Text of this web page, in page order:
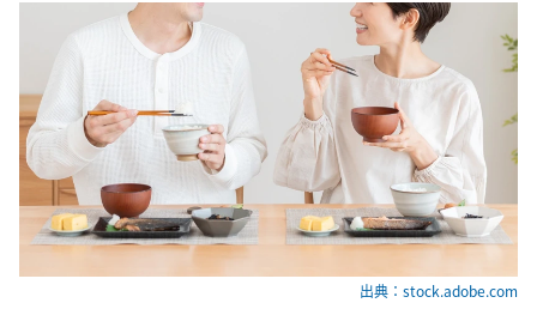
出典：stock.adobe.com